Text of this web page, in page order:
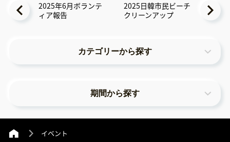
2025年6月ボランテ
ィア報告
2025日韓市民ビーチ
クリーンアップ
カテゴリーから探す
期間から探す
イベント